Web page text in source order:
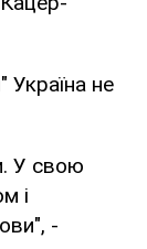
Україна не
У свою
і
-